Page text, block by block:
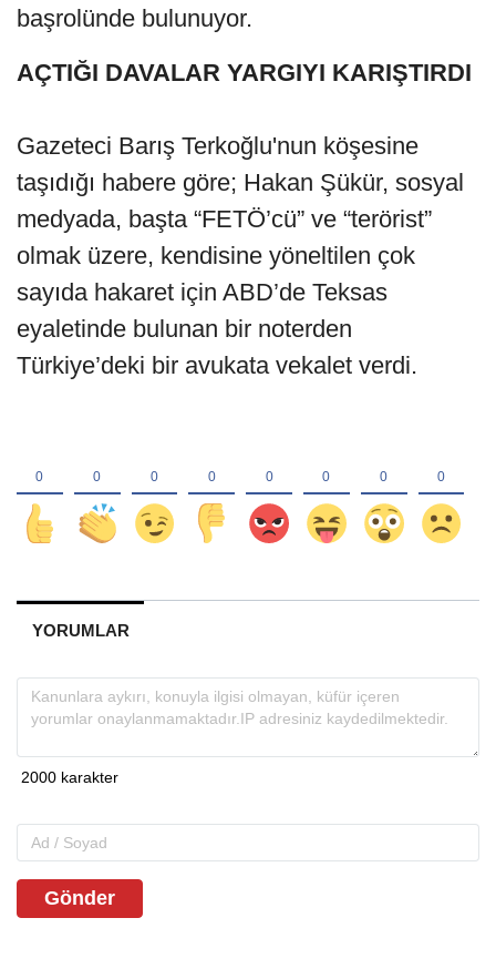
başrolünde bulunuyor.
AÇTIĞI DAVALAR YARGIYI KARIŞTIRDI
Gazeteci Barış Terkoğlu'nun köşesine
taşıdığı habere göre; Hakan Şükür, sosyal
medyada, başta “FETÖ’cü” ve “terörist”
olmak üzere, kendisine yöneltilen çok
sayıda hakaret için ABD’de Teksas
eyaletinde bulunan bir noterden
Türkiye’deki bir avukata vekalet verdi.
YORUMLAR
Gönder